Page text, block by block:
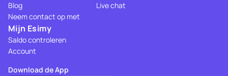
Blog
Neem contact op met
Live chat
Mijn Esimy
Saldo controleren
Account
Download de App